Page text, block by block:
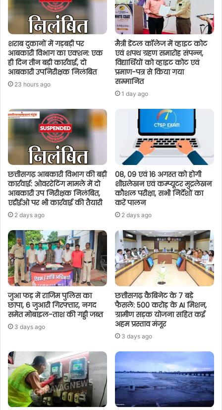
शराब दुकानों में गड़बड़ी पर
आबकारी विभाग का एक्शन: एक
ही दिन तीन बड़ी कार्रवाई, दो
आबकारी उपनिरीक्षक निलंबित
23 hours ago
मैत्री डेंटल कॉलेज में व्हाइट कोट
एवं शपथ ग्रहण समारोह संपन्न,
विद्यार्थियों को व्हाइट कोट एवं
प्रमाण-पत्र से किया गया
सम्मानित
1 day ago
छत्तीसगढ़ आबकारी विभाग की बड़ी
कार्रवाई: ओवररेटिंग मामले में दो
आबकारी उप निरीक्षक निलंबित,
एडीईओ पर भी कार्रवाई की तैयारी
2 days ago
08, 09 एवं 16 अगस्त को होगी
शीघ्रलेखन एवं कम्प्यूटर मुद्रलेखन
कौशल परीक्षा, सभी निर्देशों का
करें पालन
2 days ago
जुआ फड़ में राजिम पुलिस का
छापा, 6 जुआरी गिरफ्तार, नगद
समेत मोबाइल-ताश की गड्डी जब्त
3 days ago
छत्तीसगढ़ कैबिनेट के 7 बड़े
फैसले: 500 करोड़ के AI मिशन,
ग्रामीण सड़क योजना सहित कई
अहम प्रस्ताव मंजूर
3 days ago